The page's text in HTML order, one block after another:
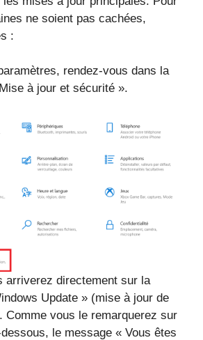
ne soient pas cachées,
:
rendez-vous dans la
à jour et sécurité ».
arriverez directement sur la
Update » (mise à jour de
Comme vous le remarquerez sur
dessous, le message « Vous êtes